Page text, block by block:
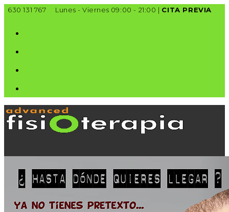
Ir
contenido
630 131 767 Lunes - Viernes 09:00 - 21:00 | CITA PREVIA